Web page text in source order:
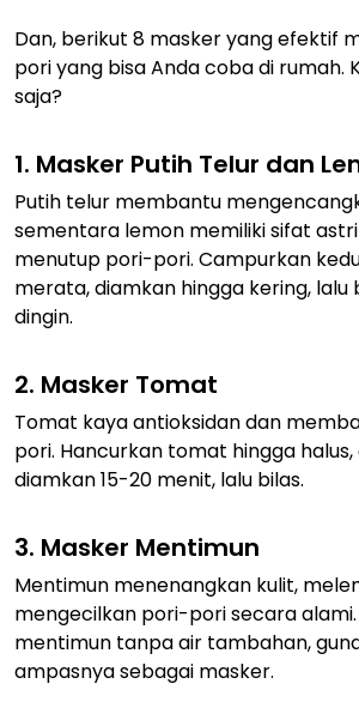
Dan, berikut 8 masker yang efektif
pori yang bisa Anda coba di rumah.
saja?
1. Masker Putih Telur dan
Putih telur membantu
sementara lemon memiliki sifat
menutup pori-pori. Campurkan
merata, diamkan hingga kering, lalu
dingin.
2. Masker Tomat
Tomat kaya antioksidan dan
pori. Hancurkan tomat hingga halus,
diamkan 15-20 menit, lalu bilas.
3. Masker Mentimun
Mentimun menenangkan kulit,
mengecilkan pori-pori secara
mentimun tanpa air tambahan,
ampasnya sebagai masker.